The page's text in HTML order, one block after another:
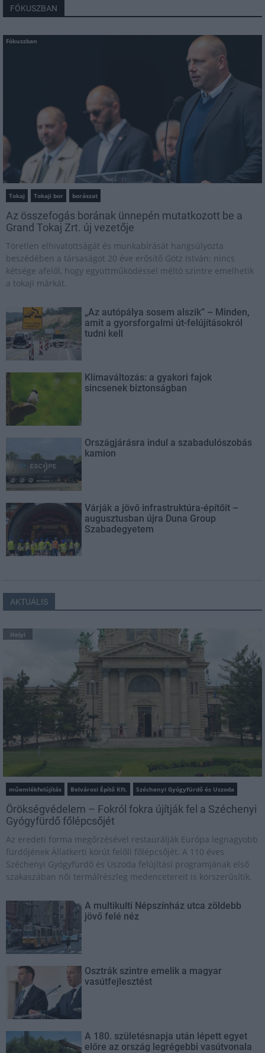
FÓKUSZBAN
Fókuszban
Tokaj Tokaji bor borászat
Az összefogás borának ünnepén mutatkozott be a
Grand Tokaj Zrt. új vezetője
Töretlen elhivatottságát és munkabírását hangsúlyozta
beszédében a társaságot 20 éve erősítő Götz István: nincs
kétsége afelől, hogy együttműködéssel méltó szintre emelhetik
a tokaji márkát.
„Az autópálya sosem alszik” – Minden,
amit a gyorsforgalmi út-felújításokról
tudni kell
Klímaváltozás: a gyakori fajok
sincsenek biztonságban
Országjárásra indul a szabadulószobás
kamion
Várják a jövő infrastruktúra-építőit –
augusztusban újra Duna Group
Szabadegyetem
AKTUÁLIS
Helyi
műemlékfelújítás Belvárosi Építő Kft. Széchenyi Gyógyfürdő és Uszoda
Örökségvédelem – Fokról fokra újítják fel a Széchenyi
Gyógyfürdő főlépcsőjét
Az eredeti forma megőrzésével restaurálják Európa legnagyobb
fürdőjének Állatkerti körút felőli főlépcsőjét. A 110 éves
Széchenyi Gyógyfürdő és Uszoda felújítási programjának első
szakaszában női termálrészleg medencetereit is korszerűsítik.
A multikulti Népszínház utca zöldebb
jövő felé néz
Osztrák szintre emelik a magyar
vasútfejlesztést
A 180. születésnapja után lépett egyet
előre az ország legrégebbi vasútvonala